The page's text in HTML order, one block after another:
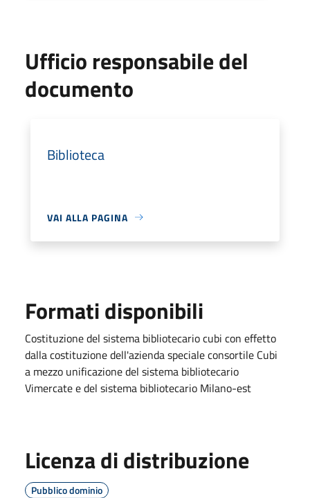
Ufficio responsabile del
documento
Biblioteca
VAI ALLA PAGINA
Formati disponibili
Costituzione del sistema bibliotecario cubi con effetto
dalla costituzione dell'azienda speciale consortile Cubi
a mezzo unificazione del sistema bibliotecario
Vimercate e del sistema bibliotecario Milano-est
Licenza di distribuzione
Pubblico dominio